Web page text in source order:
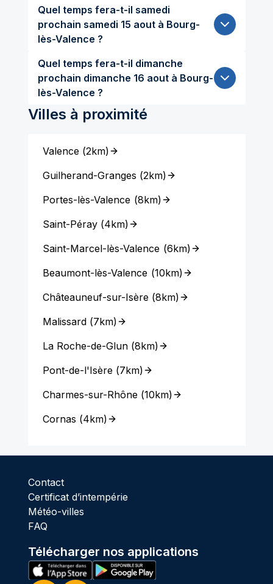
Quel temps fera-t-il samedi
prochain samedi 15 aout à Bourg-
lès-Valence ?
Quel temps fera-t-il dimanche
prochain dimanche 16 aout à Bourg-
lès-Valence ?
Villes à proximité
Valence(2km)
Guilherand-Granges (2km)
Portes-lès-Valence (8km)
Saint-Péray(4km)
Saint-Marcel-lès-Valence (6km)
Beaumont-lès-Valence (10km)
Châteauneuf-sur-Isère(8km)
Malissard(7km)
La Roche-de-Glun(8km)
Pont-de-l'Isère(7km)
Charmes-sur-Rhône(10km)
Cornas (4km)
Contact
Certificat d’intempérie
Météo-villes
FAQ
Télécharger nos applications